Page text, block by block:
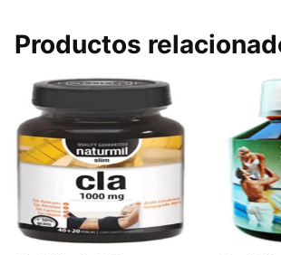
Productos